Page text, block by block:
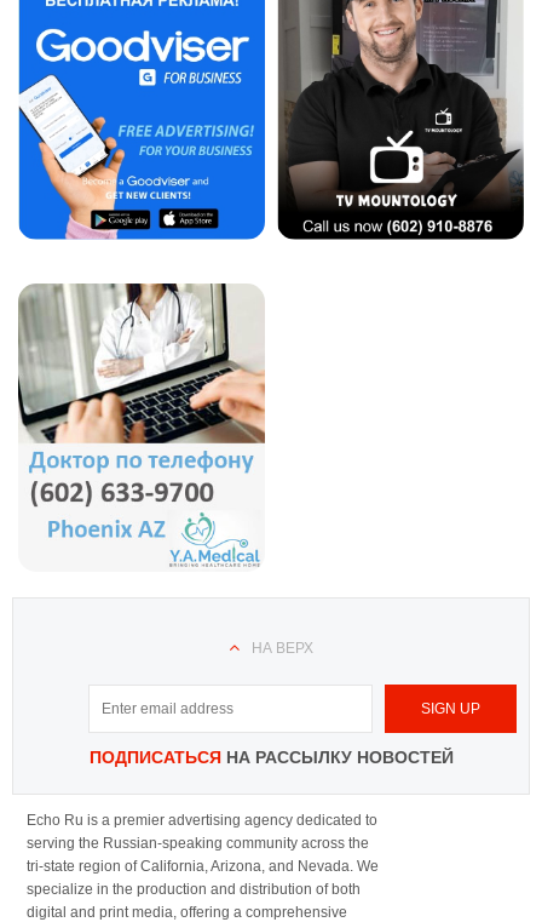
НА ВЕРХ
ПОДПИСАТЬСЯНА РАССЫЛКУ НОВОСТЕЙ
Echo Ru is a premier advertising agency dedicated to
serving the Russian-speaking community across the
tri-state region of California, Arizona, and Nevada. We
specialize in the production and distribution of both
digital and print media, offering a comprehensive